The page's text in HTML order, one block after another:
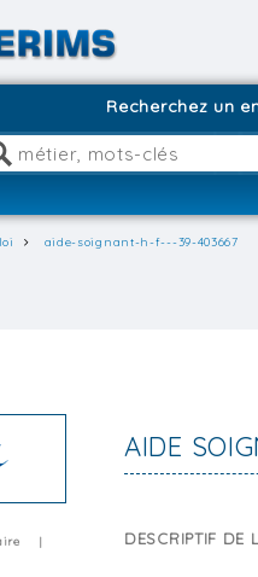
Recherchez un
aide-soignant-h-f---39-403667
AIDE
| DESCRIPTIF DE